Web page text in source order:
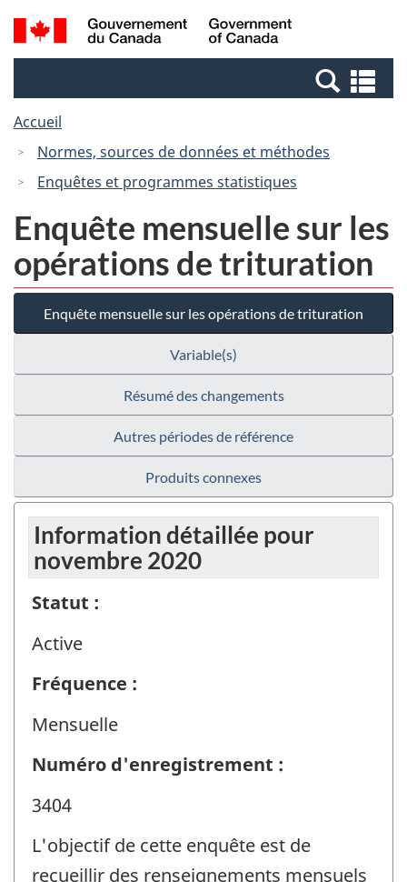
Passer
au
Passer
à
Canada
Recherche
et
et
Accueil
Normes, sources de données et méthodes
Enquêtes et programmes statistiques
Enquête mensuelle sur les
opérations de trituration
Enquête mensuelle sur les opérations de trituration
Variable(s)
Résumé des changements
Autres périodes de référence
Produits connexes
Information détaillée pour
novembre 2020
Statut :
Active
Fréquence :
Mensuelle
Numéro d'enregistrement :
3404
L'objectif de cette enquête est de
recueillir des renseignements mensuels